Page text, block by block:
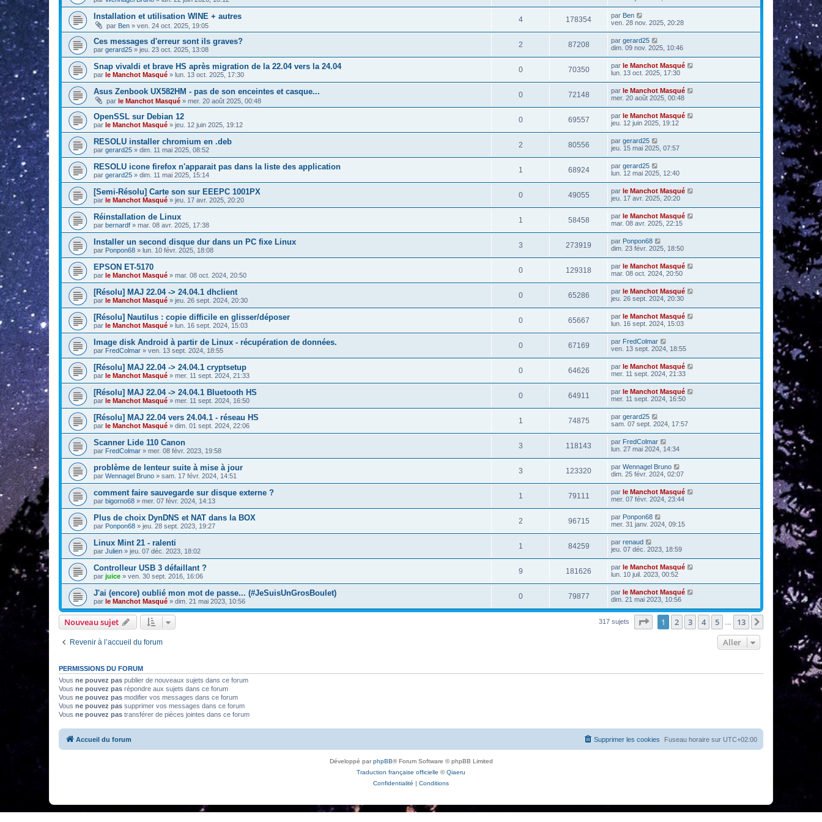
Installation et utilisation WINE + autres
par Ben » ven. 24 oct. 2025, 19:05
4 178354 par Ben
ven. 28 nov. 2025, 20:28
Ces messages d'erreur sont ils graves?
par gerard25 » jeu. 23 oct. 2025, 13:08
2 87208 par gerard25
dim. 09 nov. 2025, 10:46
Snap vivaldi et brave HS après migration de la 22.04 vers la 24.04
par le Manchot Masqué » lun. 13 oct. 2025, 17:30
0 70350 par le Manchot Masqué
lun. 13 oct. 2025, 17:30
Asus Zenbook UX582HM - pas de son enceintes et casque...
par le Manchot Masqué » mer. 20 août 2025, 00:48
0 72148 par le Manchot Masqué
mer. 20 août 2025, 00:48
OpenSSL sur Debian 12
par le Manchot Masqué » jeu. 12 juin 2025, 19:12
0 69557 par le Manchot Masqué
jeu. 12 juin 2025, 19:12
RESOLU installer chromium en .deb
par gerard25 » dim. 11 mai 2025, 08:52
2 80556 par gerard25
jeu. 15 mai 2025, 07:57
RESOLU icone firefox n'apparait pas dans la liste des application
par gerard25 » dim. 11 mai 2025, 15:14
1 68924 par gerard25
lun. 12 mai 2025, 12:40
[Semi-Résolu] Carte son sur EEEPC 1001PX
par le Manchot Masqué » jeu. 17 avr. 2025, 20:20
0 49055 par le Manchot Masqué
jeu. 17 avr. 2025, 20:20
Réinstallation de Linux
par bernardf » mar. 08 avr. 2025, 17:38
1 58458 par le Manchot Masqué
mar. 08 avr. 2025, 22:15
Installer un second disque dur dans un PC fixe Linux
par Ponpon68 » lun. 10 févr. 2025, 18:08
3 273919 par Ponpon68
dim. 23 févr. 2025, 18:50
EPSON ET-5170
par le Manchot Masqué » mar. 08 oct. 2024, 20:50
0 129318 par le Manchot Masqué
mar. 08 oct. 2024, 20:50
[Résolu] MAJ 22.04 -> 24.04.1 dhclient
par le Manchot Masqué » jeu. 26 sept. 2024, 20:30
0 65286 par le Manchot Masqué
jeu. 26 sept. 2024, 20:30
[Résolu] Nautilus : copie difficile en glisser/déposer
par le Manchot Masqué » lun. 16 sept. 2024, 15:03
0 65667 par le Manchot Masqué
lun. 16 sept. 2024, 15:03
Image disk Android à partir de Linux - récupération de données.
par FredColmar » ven. 13 sept. 2024, 18:55
0 67169 par FredColmar
ven. 13 sept. 2024, 18:55
[Résolu] MAJ 22.04 -> 24.04.1 cryptsetup
par le Manchot Masqué » mer. 11 sept. 2024, 21:33
0 64626 par le Manchot Masqué
mer. 11 sept. 2024, 21:33
[Résolu] MAJ 22.04 -> 24.04.1 Bluetooth HS
par le Manchot Masqué » mer. 11 sept. 2024, 16:50
0 64911 par le Manchot Masqué
mer. 11 sept. 2024, 16:50
[Résolu] MAJ 22.04 vers 24.04.1 - réseau HS
par le Manchot Masqué » dim. 01 sept. 2024, 22:06
1 74875 par gerard25
sam. 07 sept. 2024, 17:57
Scanner Lide 110 Canon
par FredColmar » mer. 08 févr. 2023, 19:58
3 118143 par FredColmar
lun. 27 mai 2024, 14:34
problème de lenteur suite à mise à jour
par Wennagel Bruno » sam. 17 févr. 2024, 14:51
3 123320 par Wennagel Bruno
dim. 25 févr. 2024, 02:07
comment faire sauvegarde sur disque externe ?
par bigorno68 » mer. 07 févr. 2024, 14:13
1 79111 par le Manchot Masqué
mer. 07 févr. 2024, 23:44
Plus de choix DynDNS et NAT dans la BOX
par Ponpon68 » jeu. 28 sept. 2023, 19:27
2 96715 par Ponpon68
mer. 31 janv. 2024, 09:15
Linux Mint 21 - ralenti
par Julien » jeu. 07 déc. 2023, 18:02
1 84259 par renaud
jeu. 07 déc. 2023, 18:59
Controlleur USB 3 défaillant ?
par juice » ven. 30 sept. 2016, 16:06
9 181626 par le Manchot Masqué
lun. 10 juil. 2023, 00:52
J'ai (encore) oublié mon mot de passe... (#JeSuisUnGrosBoulet)
par le Manchot Masqué » dim. 21 mai 2023, 10:56
0 79877 par le Manchot Masqué
dim. 21 mai 2023, 10:56
Nouveau sujet 317 sujets Page sur13
1 2 3 4 5 13
Revenir à l’accueil du forum Aller
PERMISSIONS DU FORUM
Vous ne pouvez pas publier de nouveaux sujets dans ce forum
Vous ne pouvez pas répondre aux sujets dans ce forum
Vous ne pouvez pas modifier vos messages dans ce forum
Vous ne pouvez pas supprimer vos messages dans ce forum
Vous ne pouvez pas transférer de pièces jointes dans ce forum
Accueil du forum Fuseau horaire sur UTC+02:00
Supprimer les cookies
Développé parphpBB® Forum Software © phpBB Limited
Traduction française officielle ©Qiaeru
Confidentialité | Conditions